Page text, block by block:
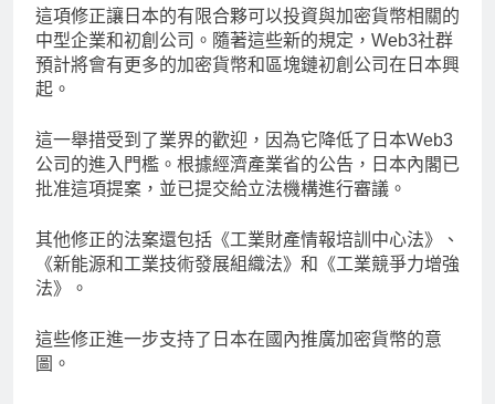
這項修正讓日本的有限合夥可以投資與加密貨幣相關的
中型企業和初創公司。隨著這些新的規定，Web3社群
預計將會有更多的加密貨幣和區塊鏈初創公司在日本興
起。
這一舉措受到了業界的歡迎，因為它降低了日本Web3
公司的進入門檻。根據經濟產業省的公告，日本內閣已
批准這項提案，並已提交給立法機構進行審議。
其他修正的法案還包括《工業財產情報培訓中心法》、
《新能源和工業技術發展組織法》和《工業競爭力增強
法》。
這些修正進一步支持了日本在國內推廣加密貨幣的意
圖。